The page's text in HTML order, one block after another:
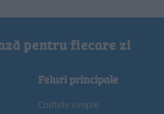
pentru fiecare zi
Feluri principale
Chiftele simple